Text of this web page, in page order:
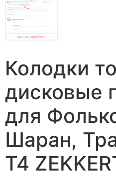
Колодки
дисковые
для
Шаран,
Т4